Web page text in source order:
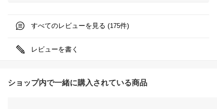
すべてのレビューを見る (175件)
レビューを書く
ショップ内で一緒に購入されている商品